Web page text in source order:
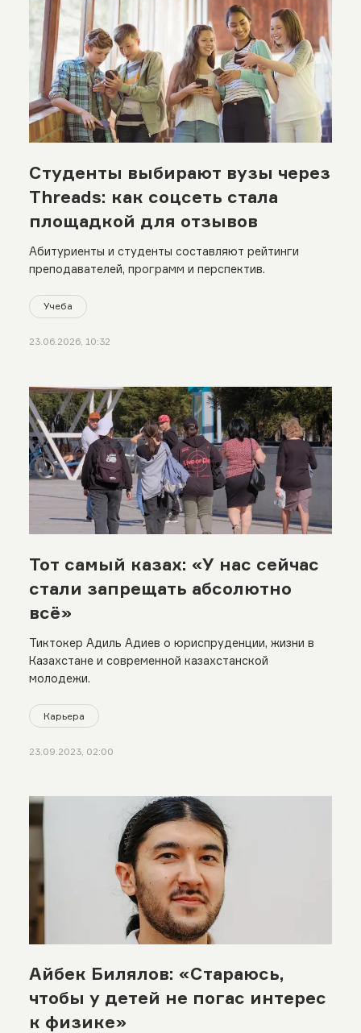
Студенты выбирают вузы через
Threads: как соцсеть стала
площадкой для отзывов
Абитуриенты и студенты составляют рейтинги
преподавателей, программ и перспектив.
Учеба
23.06.2026, 10:32
Тот самый казах: «У нас сейчас
стали запрещать абсолютно
всё»
Тиктокер Адиль Адиев о юриспруденции, жизни в
Казахстане и современной казахстанской
молодежи.
Карьера
23.09.2023, 02:00
Айбек Билялов: «Стараюсь,
чтобы у детей не погас интерес
к физике»